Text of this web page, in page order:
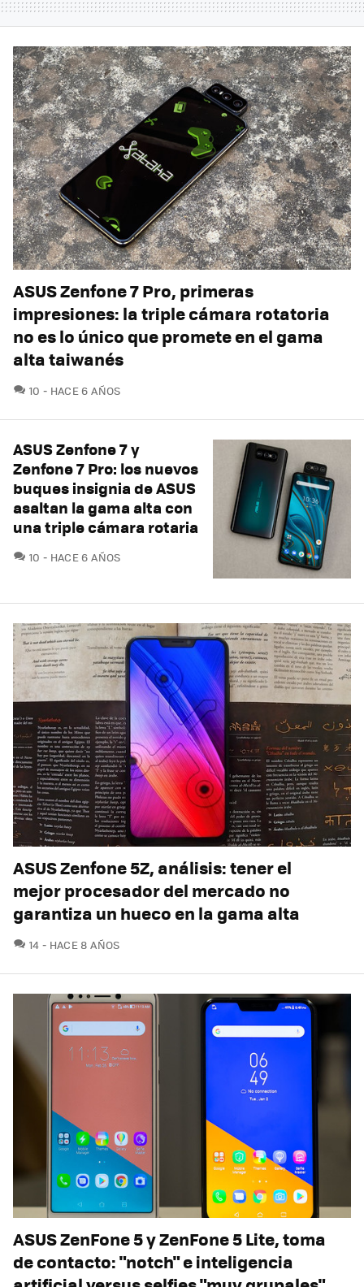
ASUS Zenfone 7 Pro, primeras
impresiones: la triple cámara rotatoria
no es lo único que promete en el gama
alta taiwanés
10 COMENTARIOS
HACE 6 AÑOS
ASUS Zenfone 7 y
Zenfone 7 Pro: los nuevos
buques insignia de ASUS
asaltan la gama alta con
una triple cámara rotaria
10 COMENTARIOS
HACE 6 AÑOS
ASUS Zenfone 5Z, análisis: tener el
mejor procesador del mercado no
garantiza un hueco en la gama alta
14 COMENTARIOS
HACE 8 AÑOS
ASUS ZenFone 5 y ZenFone 5 Lite, toma
de contacto: "notch" e inteligencia